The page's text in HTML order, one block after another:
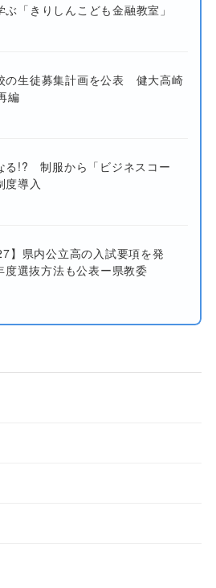
「きりしんこども金融教室」
の生徒募集計画を公表 健大高崎
編
る!? 制服から「ビジネスコー
導入
】県内公立高の入試要項を発
選抜方法も公表ー県教委